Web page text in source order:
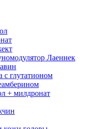
Лаеннек
с глутатионом
+ милдронат